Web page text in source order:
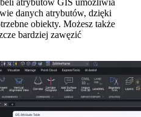
atrybutów GIS umożliwia
danych atrybutów, dzięki
obiekty. Możesz także
bardziej zawęzić